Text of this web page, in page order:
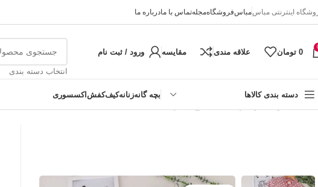
اینترنتی مباسمباسفروشگاهمجلهتماس با مادرباره ما
0 تومان علاقه مندی مقایسه ورود / ثبت نام
انتخاب دسته بندی
دسته بندی کالاها بچه گانهزنانهکیفکفشاکسسوری